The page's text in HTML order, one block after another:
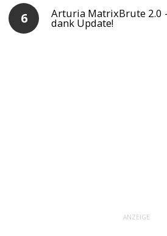
Arturia MatrixBrute 2.0
dank Update!
ANZEIGE